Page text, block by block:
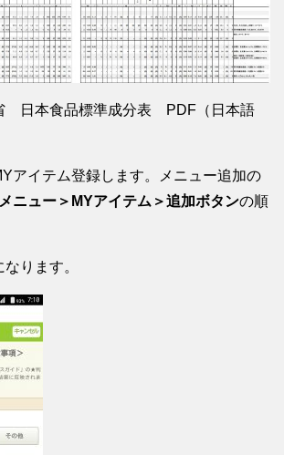
日本食品標準成分表 PDF（日本語
アイテム登録します。メニュー追加の
ニュー＞MYアイテム＞追加ボタンの順
ります。